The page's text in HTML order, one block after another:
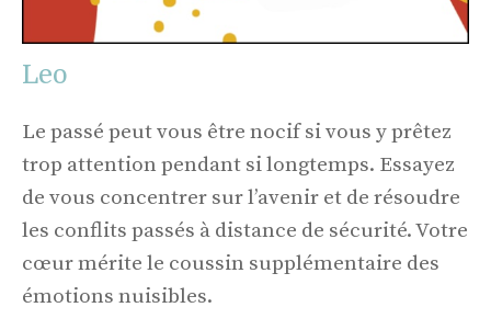
Leo
Le passé peut vous être nocif si vous y prêtez
trop attention pendant si longtemps. Essayez
de vous concentrer sur l’avenir et de résoudre
les conflits passés à distance de sécurité. Votre
cœur mérite le coussin supplémentaire des
émotions nuisibles.